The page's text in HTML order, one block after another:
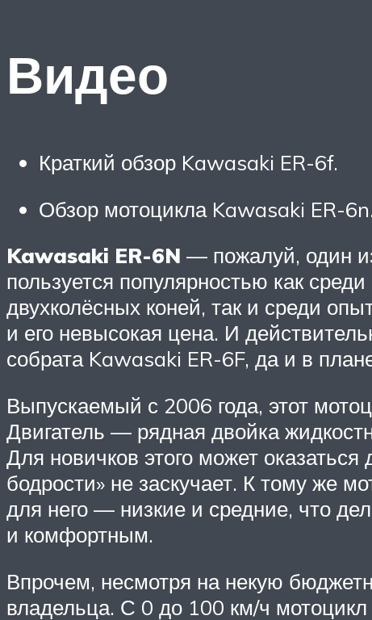
Видео
Краткий обзор Kawasaki ER-6f.
Обзор мотоцикла Kawasaki ER-6n.
Kawasaki ER-6N — пожалуй, один
пользуется популярностью как
двухколёсных коней, так и среди
и его невысокая цена. И
собрата Kawasaki ER-6F, да и в
Выпускаемый с 2006 года, этот
Двигатель — рядная двойка
Для новичков этого может
бодрости» не заскучает. К тому же
для него — низкие и средние, что
и комфортным.
Впрочем, несмотря на некую
владельца. С 0 до 100 км/ч мотоцикл